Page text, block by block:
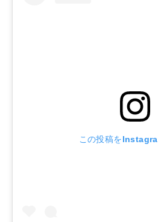
この投稿を